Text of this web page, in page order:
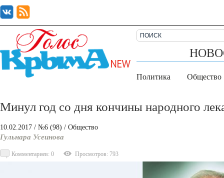
Политика Общество
Минул год со дня кончины народного
10.02.2017 / №6 (98) / Общество
Гульнара Усеинова
Комментариев: 0 Просмотров: 793